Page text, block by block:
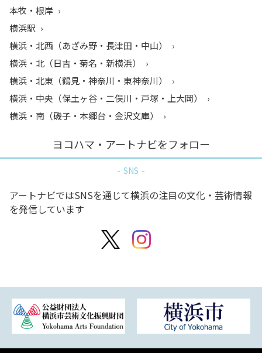
本牧・根岸
横浜駅
横浜・北西（あざみ野・長津田・中山）
横浜・北（日吉・菊名・新横浜）
横浜・北東（鶴見・神奈川・東神奈川）
横浜・中央（保土ヶ谷・二俣川・戸塚・上大岡）
横浜・南（磯子・本郷台・金沢文庫）
ヨコハマ・アートナビをフォロー
SNS
アートナビではSNSを通じて横浜の注目の文化・芸術情報
を発信しています